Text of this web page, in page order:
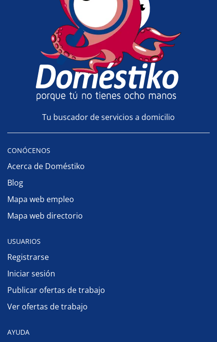
Tu buscador de servicios a domicilio
CONÓCENOS
Acerca de Doméstiko
Blog
Mapa web empleo
Mapa web directorio
USUARIOS
Registrarse
Iniciar sesión
Publicar ofertas de trabajo
Ver ofertas de trabajo
AYUDA